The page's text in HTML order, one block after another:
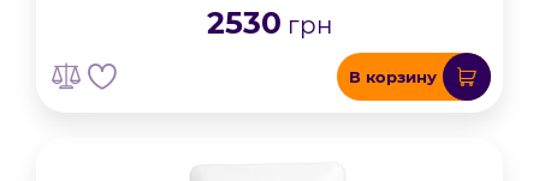
2530 грн
В корзину